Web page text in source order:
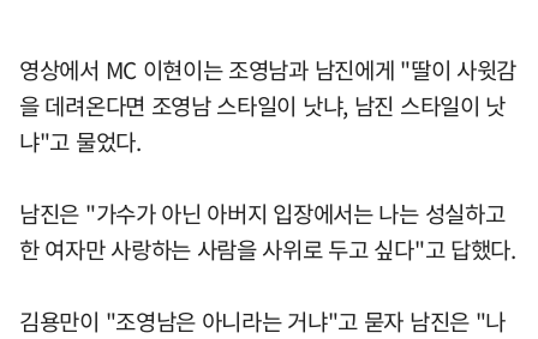
영상에서 MC 이현이는 조영남과 남진에게 "딸이 사윗감
을 데려온다면 조영남 스타일이 낫냐, 남진 스타일이 낫
냐"고 물었다.
남진은 "가수가 아닌 아버지 입장에서는 나는 성실하고
한 여자만 사랑하는 사람을 사위로 두고 싶다"고 답했다.
김용만이 "조영남은 아니라는 거냐"고 묻자 남진은 "나